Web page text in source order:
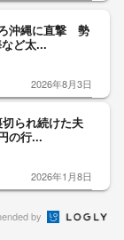
ろ沖縄に直撃 勢
ど太...
2026年8月3日
られ続けた夫
の行...
2026年1月8日
by